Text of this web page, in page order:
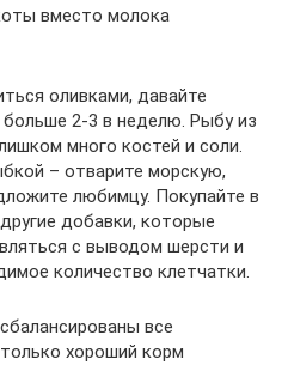
вместо молока
оливками, давайте
2-3 в неделю. Рыбу из
много костей и соли.
– отварите морскую,
любимцу. Покупайте в
добавки, которые
с выводом шерсти и
количество клетчатки.
все
хороший корм